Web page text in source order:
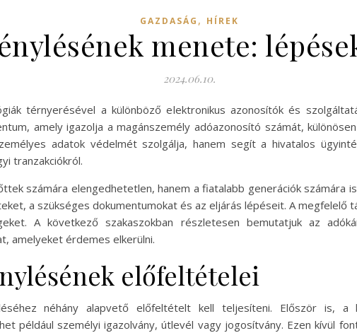
GAZDASÁG , HÍREK
menete:
2024.06.10.
térnyerésével a különböző elektronikus azonosítók és
amely igazolja a magánszemély adóazonosító számát,
adatok védelmét szolgálja, hanem segít a hivatalos
tranzakciókról.
számára elengedhetetlen, hanem a fiatalabb generációk számára
a szükséges dokumentumokat és az eljárás lépéseit. A megfelelő
A következő szakaszokban részletesen bemutatjuk az
amelyeket érdemes elkerülni.
előfeltételei
néhány alapvető előfeltételt kell teljesíteni. Először is, a
például személyi igazolvány, útlevél vagy jogosítvány. Ezen kívül